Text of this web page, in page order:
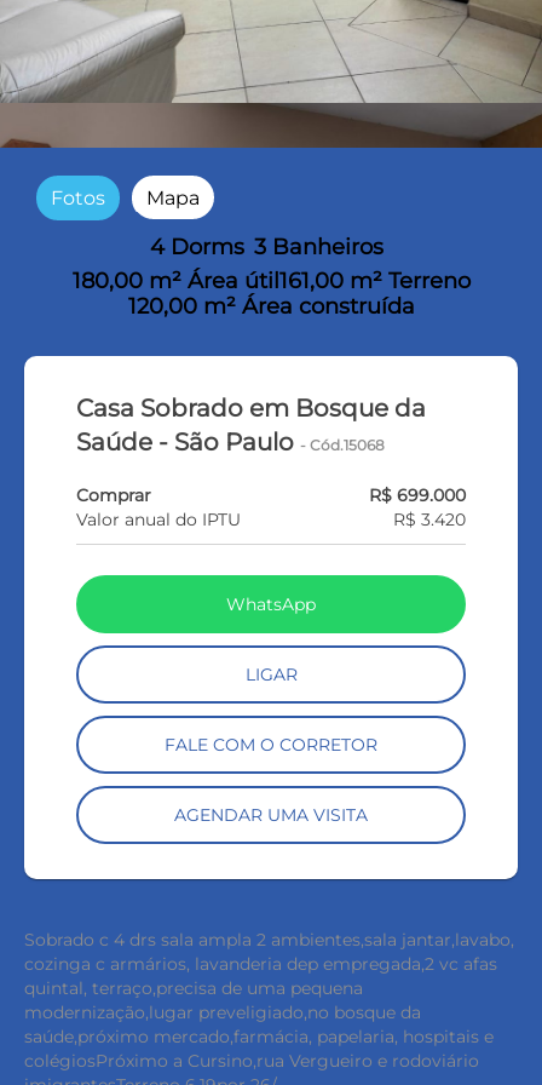
Fotos Mapa
4 Dorms 3 Banheiros
180,00 m² Área útil 161,00 m² Terreno
120,00 m² Área construída
Casa Sobrado em Bosque da
Saúde - São Paulo- Cód.15068
Comprar
R$ 699.000
Valor anual do IPTU
R$ 3.420
WhatsApp
LIGAR
FALE COM O CORRETOR
AGENDAR UMA VISITA
Sobrado c 4 drs sala ampla 2 ambientes,sala jantar,lavabo,
cozinga c armários, lavanderia dep empregada,2 vc afas
quintal, terraço,precisa de uma pequena
modernização,lugar preveligiado,no bosque da
saúde,próximo mercado,farmácia, papelaria, hospitais e
colégiosPróximo a Cursino,rua Vergueiro e rodoviário